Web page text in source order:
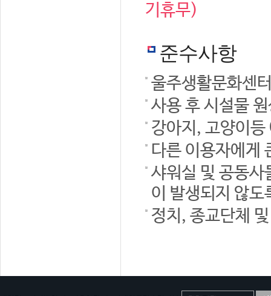
기휴무)
준수사항
울주생활문화센
사용 후 시설물
강아지, 고양이
다른 이용자에게
샤워실 및 공동사
이 발생되지 않도
정치, 종교단체